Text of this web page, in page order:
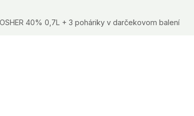
40% 0,7L + 3 poháriky v darčekovom balení